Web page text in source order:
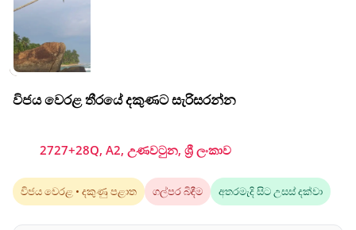
විජය වෙරළ තීරයේ දකුණට සැරිසරන්න
2727+28Q, A2, උණවටුන, ශ්‍රී ලංකාව
විජය වෙරළ • දකුණු පළාත ගල්පර බිඳීම අතරමැදි සිට උසස් දක්වා